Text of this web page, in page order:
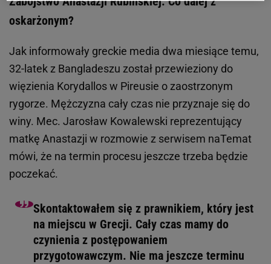
oskarżonym?
Jak informowały greckie media dwa miesiące temu,
32-latek z Bangladeszu został przewieziony do
więzienia Korydallos w Pireusie o zaostrzonym
rygorze. Mężczyzna cały czas nie przyznaje się do
winy. Mec. Jarosław Kowalewski reprezentujący
matkę Anastazji w rozmowie z serwisem naTemat
mówi, że na termin procesu jeszcze trzeba będzie
poczekać.
Skontaktowałem się z prawnikiem, który jest
na miejscu w Grecji. Cały czas mamy do
czynienia z postępowaniem
przygotowawczym. Nie ma jeszcze terminu